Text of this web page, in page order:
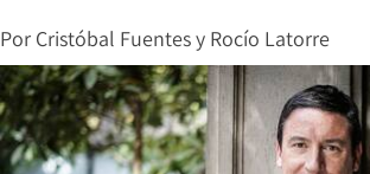
Por Cristóbal Fuentesy Rocío Latorre